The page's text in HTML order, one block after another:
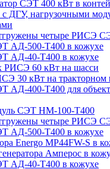
СЭТ 400 кВт в
ДГУ, нагрузочными
четыре РИСЭ
АД-500-Т400 в кожухе
АД-40-Т400 в кожухе
РИСЭ 60 кВт на шасси
30 кВт на тракторном
АД-400-Т400 для
СЭТ НМ-100-Т400
четыре РИСЭ
АД-500-Т400 в кожухе
Energo MP44FW-S в
Амперос в
АД-40-Т400 в кожухе